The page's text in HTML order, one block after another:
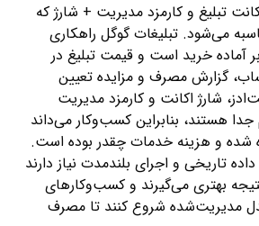
تبلیغ و کارمزد مدیریت + شارژ که
می‌شود. تبلیغات گوگل راهکاری
آماده خرید است و قیمت تبلیغ در
گزارش مصرف و مزایده تعیین
شارژ اکانت و کارمزد مدیریت
هستند، بنابراین کسب‌وکار می‌داند
شده و هزینه خدمات چقدر بوده است.
تاریخی و اجرای بلندمدت نیاز دارند
بهتری می‌گیرند و کسب‌وکارهای
مدل مدیریت‌شده شروع کنند تا مصرف